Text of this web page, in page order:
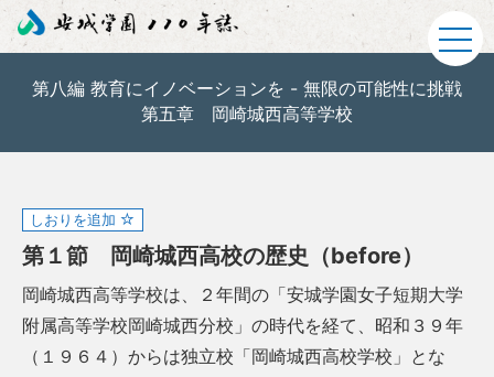
第八編 教育にイノベーションを - 無限の可能性に挑戦
第五章 岡崎城西高等学校
しおりを追加
第１節 岡崎城西高校の歴史（before）
岡崎城西高等学校は、２年間の「安城学園女子短期大学
附属高等学校岡崎城西分校」の時代を経て、昭和３９年
（１９６４）からは独立校「岡崎城西高校学校」とな